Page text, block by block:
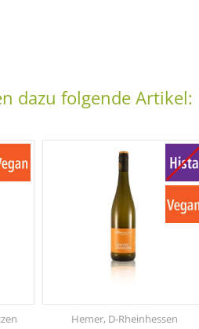
dazu folgende Artikel:
Hemer, D-Rheinhessen